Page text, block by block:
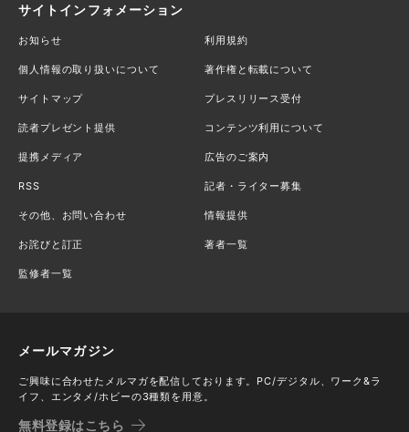
サイトインフォメーション
お知らせ 利用規約
個人情報の取り扱いについて 著作権と転載について
サイトマップ プレスリリース受付
読者プレゼント提供 コンテンツ利用について
提携メディア 広告のご案内
RSS 記者・ライター募集
その他、お問い合わせ 情報提供
お詫びと訂正 著者一覧
監修者一覧
メールマガジン
ご興味に合わせたメルマガを配信しております。PC/デジタル、ワーク&ラ
イフ、エンタメ/ホビーの3種類を用意。
無料登録はこちら